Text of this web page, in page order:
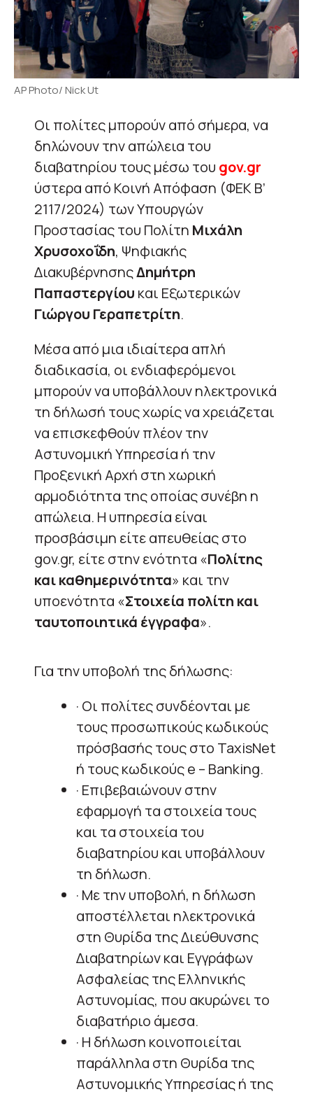
AP Photo/ Nick Ut
Oι πολίτες μπορούν από σήμερα, να
δηλώνουν την απώλεια του
διαβατηρίου τους μέσω του gov.gr
ύστερα από Κοινή Απόφαση (ΦΕΚ Β’
2117/2024) των Υπουργών
Προστασίας του Πολίτη Μιχάλη
Χρυσοχοΐδη, Ψηφιακής
ΔιακυβέρνησηςΔημήτρη
Παπαστεργίου και Εξωτερικών
Γιώργου Γεραπετρίτη.
Μέσα από μια ιδιαίτερα απλή
διαδικασία, οι ενδιαφερόμενοι
μπορούν να υποβάλλουν ηλεκτρονικά
τη δήλωσή τους χωρίς να χρειάζεται
να επισκεφθούν πλέον την
Αστυνομική Υπηρεσία ή την
Προξενική Αρχή στη χωρική
αρμοδιότητα της οποίας συνέβη η
απώλεια. Η υπηρεσία είναι
προσβάσιμη είτε απευθείας στο
gov.gr, είτε στην ενότητα «Πολίτης
και καθημερινότητα» και την
υποενότητα «Στοιχεία πολίτη και
ταυτοποιητικά έγγραφα».
Για την υποβολή της δήλωσης:
· Οι πολίτες συνδέονται με
τους προσωπικούς κωδικούς
πρόσβασής τους στο TaxisNet
ή τους κωδικούς e – Banking.
· Επιβεβαιώνουν στην
εφαρμογή τα στοιχεία τους
και τα στοιχεία του
διαβατηρίου και υποβάλλουν
τη δήλωση.
· Με την υποβολή, η δήλωση
αποστέλλεται ηλεκτρονικά
στη Θυρίδα της Διεύθυνσης
Διαβατηρίων και Εγγράφων
Ασφαλείας της Ελληνικής
Αστυνομίας, που ακυρώνει το
διαβατήριο άμεσα.
· Η δήλωση κοινοποιείται
παράλληλα στη Θυρίδα της
Αστυνομικής Υπηρεσίας ή της